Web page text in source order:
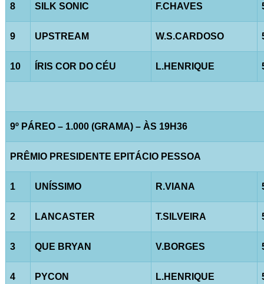
8 SILK SONIC F.CHAVES
9 UPSTREAM W.S.CARDOSO
10 ÍRIS COR DO CÉU L.HENRIQUE
9º PÁREO – 1.000 (GRAMA) – ÀS 19H36
PRÊMIO PRESIDENTE EPITÁCIO PESSOA
1 UNÍSSIMO R.VIANA
2 LANCASTER T.SILVEIRA
3 QUE BRYAN V.BORGES
4 PYCON L.HENRIQUE